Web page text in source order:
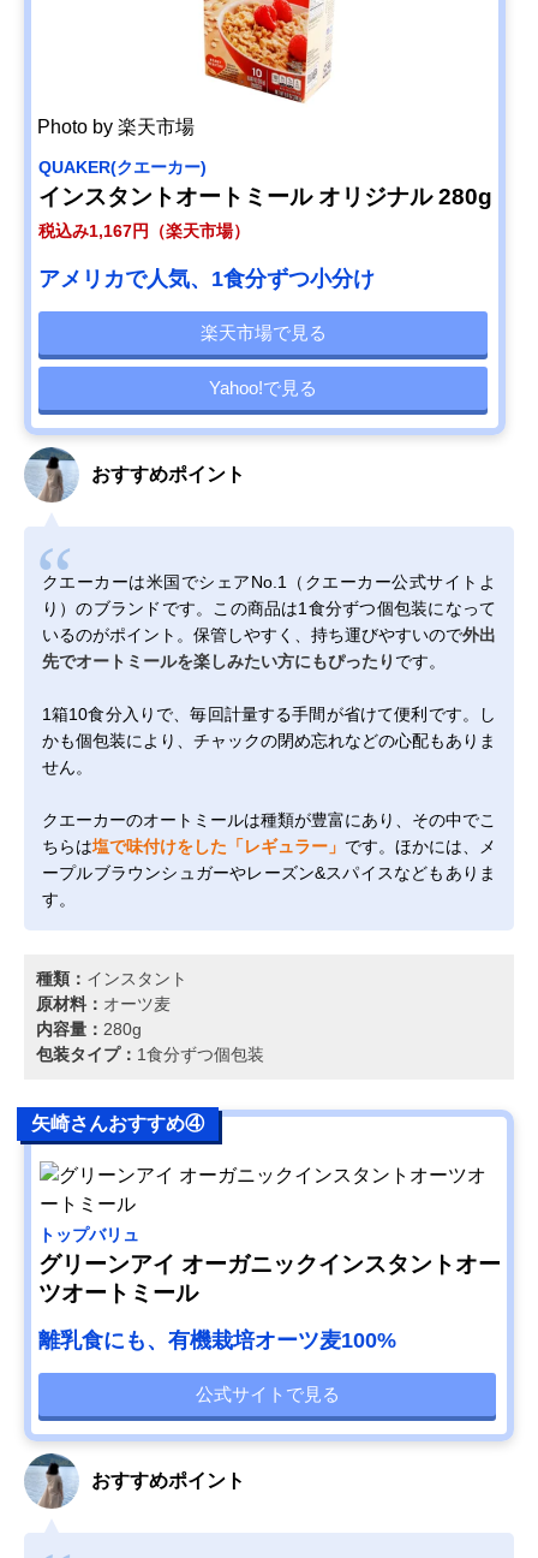
Photo by 楽天市場
‎QUAKER(クエーカー)
インスタントオートミール オリジナル 280g
税込み1,167円（楽天市場）
アメリカで人気、1食分ずつ小分け
楽天市場で見る
Yahoo!で見る
おすすめポイント
クエーカーは米国でシェアNo.1（クエーカー公式サイトよ
り）のブランドです。この商品は1食分ずつ個包装になって
いるのがポイント。保管しやすく、持ち運びやすいので外出
先でオートミールを楽しみたい方にもぴったり です。
1箱10食分入りで、毎回計量する手間が省けて便利です。し
かも個包装により、チャックの閉め忘れなどの心配もありま
せん。
クエーカーのオートミールは種類が豊富にあり、その中でこ
ちらは塩で味付けをした「レギュラー」 です。ほかには、メ
ープルブラウンシュガーやレーズン&スパイスなどもありま
す。
種類： インスタント
原材料： オーツ麦
内容量： 280g
包装タイプ： 1食分ずつ個包装
矢崎さんおすすめ④
トップバリュ
グリーンアイ オーガニックインスタントオー
ツオートミール
離乳食にも、有機栽培オーツ麦100%
公式サイトで見る
おすすめポイント